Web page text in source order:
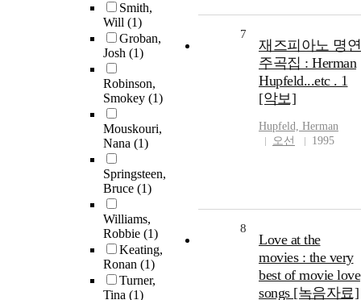
Smith,
Will (1)
Groban,
Josh (1)
Robinson,
Smokey (1)
Mouskouri,
Nana (1)
Springsteen,
Bruce (1)
Williams,
Robbie (1)
Keating,
Ronan (1)
Turner,
Tina (1)
7
재즈피아노 명연
주곡집 : Herman
Hupfeld...etc . 1
[악보]
Hupfeld, Herman
오선
1995
8
Love at the
movies : the very
best of movie love
songs [녹음자료]